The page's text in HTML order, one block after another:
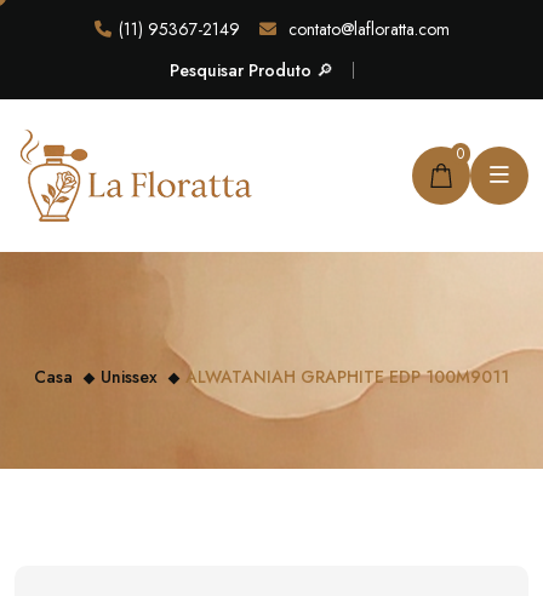
(11) 95367-2149
contato@lafloratta.com
Pesquisar Produto 🔎
0
Casa Unissex ALWATANIAH GRAPHITE EDP 100M9011